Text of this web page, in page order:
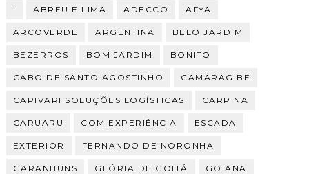
' ABREU E LIMA ADECCO AFYA
ARCOVERDE ARGENTINA BELO JARDIM
BEZERROS BOM JARDIM BONITO
CABO DE SANTO AGOSTINHO CAMARAGIBE
CAPIVARI SOLUÇÕES LOGÍSTICAS CARPINA
CARUARU COM EXPERIÊNCIA ESCADA
EXTERIOR FERNANDO DE NORONHA
GARANHUNS GLÓRIA DE GOITÁ GOIANA